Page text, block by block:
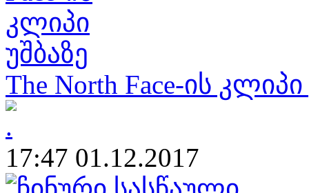
The North Face-ის კლიპი
17:47 01.12.2017